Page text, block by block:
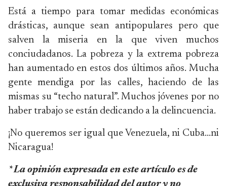
Está a tiempo para tomar medidas económicas
drásticas, aunque sean antipopulares pero que
salven la miseria en la que viven muchos
conciudadanos. La pobreza y la extrema pobreza
han aumentado en estos dos últimos años. Mucha
gente mendiga por las calles, haciendo de las
mismas su “techo natural”. Muchos jóvenes por no
haber trabajo se están dedicando a la delincuencia.
¡No queremos ser igual que Venezuela, ni Cuba…ni
Nicaragua!
* La opinión expresada en este artículo es de
exclusiva responsabilidad del autor y no